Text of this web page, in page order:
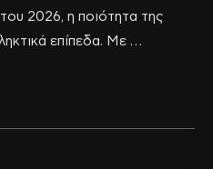
2026, η ποιότητα της
επίπεδα. Με …